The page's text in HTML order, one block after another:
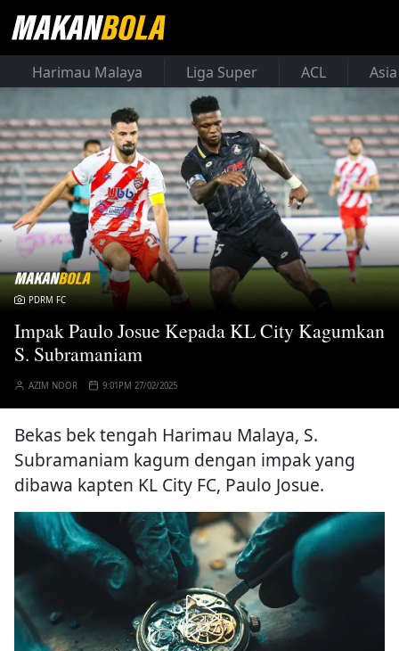
Harimau Malaya Liga Super ACL
PDRM FC
Impak Paulo Josue Kepada KL City Kagumkan
S. Subramaniam
AZIM NOOR 9:01PM 27/02/2025
Bekas bek tengah Harimau Malaya, S.
Subramaniam kagum dengan impak yang
dibawa kapten KL City FC, Paulo Josue.